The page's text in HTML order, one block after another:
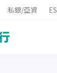
私銀/亞資